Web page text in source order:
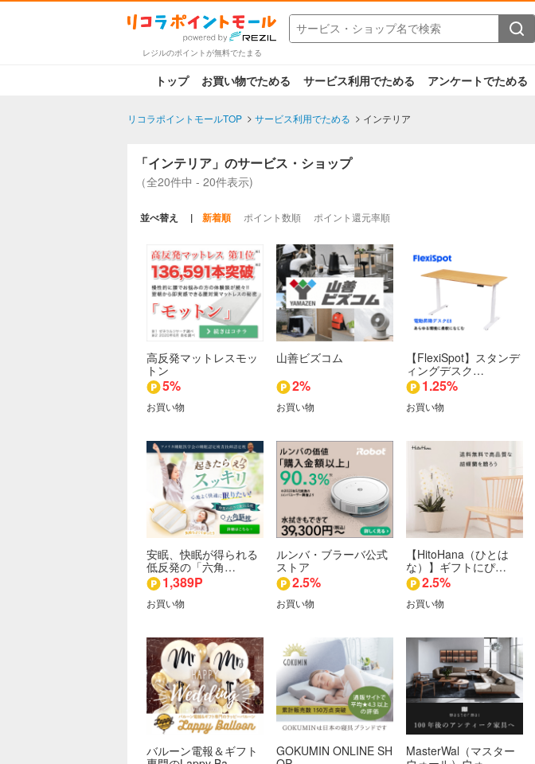
レジルのポイントが無料でたまる
トップ お買い物でためる サービス利用でためる アンケートでためる
リコラポイントモールTOP サービス利用でためる インテリア
「インテリア」のサービス・ショップ
（全20件中 - 20件表示)
並べ替え 新着順 ポイント数順 ポイント還元率順
高反発マットレスモッ
トン
5%
お買い物
山善ビズコム
2%
お買い物
【FlexiSpot】スタンデ
ィングデスク…
1.25%
お買い物
安眠、快眠が得られる
低反発の「六角…
1,389P
お買い物
ルンバ・ブラーバ公式
ストア
2.5%
お買い物
【HitoHana（ひとは
な）】ギフトにぴ…
2.5%
お買い物
バルーン電報＆ギフト
GOKUMIN ONLINE SH
MasterWal（マスター